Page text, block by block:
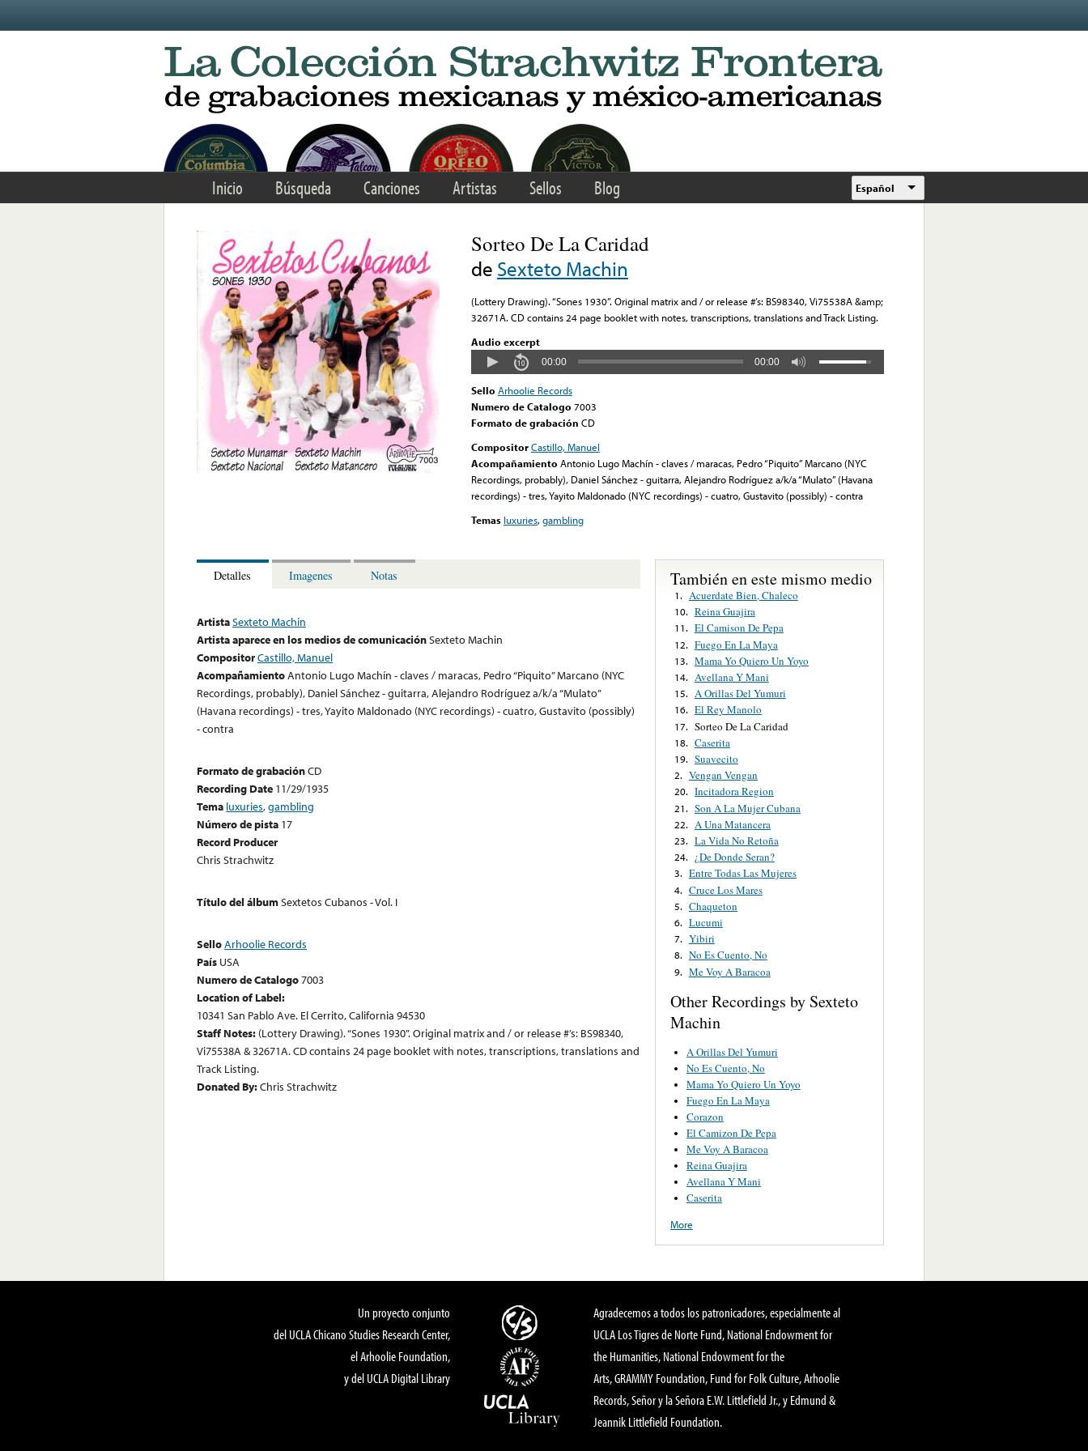
Inicio Búsqueda Canciones Artistas Sellos Blog Español
Sorteo De La Caridad
de Sexteto Machin
(Lottery Drawing). “Sones 1930”. Original matrix and / or release #’s: BS98340, Vi75538A &amp;
32671A. CD contains 24 page booklet with notes, transcriptions, translations and Track Listing.
Audio excerpt
00:00 00:00
Sello Arhoolie Records
Numero de Catalogo 7003
Formato de grabación CD
CompositorCastillo, Manuel
Acompañamiento Antonio Lugo Machín - claves / maracas, Pedro “Piquito” Marcano (NYC
Recordings, probably), Daniel Sánchez - guitarra, Alejandro Rodríguez a/k/a “Mulato” (Havana
recordings) - tres, Yayito Maldonado (NYC recordings) - cuatro, Gustavito (possibly) - contra
Temas luxuries,gambling
Detalles Imagenes Notas
ArtistaSexteto Machin
Artista aparece en los medios de comunicaciónSexteto Machin
CompositorCastillo, Manuel
AcompañamientoAntonio Lugo Machín - claves / maracas, Pedro “Piquito” Marcano (NYC
Recordings, probably), Daniel Sánchez - guitarra, Alejandro Rodríguez a/k/a “Mulato”
(Havana recordings) - tres, Yayito Maldonado (NYC recordings) - cuatro, Gustavito (possibly)
- contra
Formato de grabaciónCD
Recording Date 11/29/1935
Tema luxuries,gambling
Número de pista 17
Record Producer
Chris Strachwitz
Título del álbumSextetos Cubanos - Vol. I
SelloArhoolie Records
País USA
Numero de Catalogo7003
Location of Label:
10341 San Pablo Ave. El Cerrito, California 94530
Staff Notes: (Lottery Drawing). “Sones 1930”. Original matrix and / or release #’s: BS98340,
Vi75538A & 32671A. CD contains 24 page booklet with notes, transcriptions, translations and
Track Listing.
Donated By:Chris Strachwitz
También en este mismo medio
1. Acuerdate Bien, Chaleco
10. Reina Guajira
11. El Camison De Pepa
12. Fuego En La Maya
13. Mama Yo Quiero Un Yoyo
14. Avellana Y Mani
15. A Orillas Del Yumuri
16. El Rey Manolo
17. Sorteo De La Caridad
18. Caserita
19. Suavecito
2. Vengan Vengan
20. Incitadora Region
21. Son A La Mujer Cubana
22. A Una Matancera
23. La Vida No Retoña
24. ¿De Donde Seran?
3. Entre Todas Las Mujeres
4. Cruce Los Mares
5. Chaqueton
6. Lucumi
7. Yibiri
8. No Es Cuento, No
9. Me Voy A Baracoa
Other Recordings by Sexteto
Machin
A Orillas Del Yumuri
No Es Cuento, No
Mama Yo Quiero Un Yoyo
Fuego En La Maya
Corazon
El Camizon De Pepa
Me Voy A Baracoa
Reina Guajira
Avellana Y Mani
Caserita
More
Un proyecto conjunto
del UCLA Chicano Studies Research Center,
el Arhoolie Foundation,
y del UCLA Digital Library
Agradecemos a todos los patronicadores, especialmente al
UCLA Los Tigres de Norte Fund, National Endowment for
the Humanities, National Endowment for the
Arts, GRAMMY Foundation, Fund for Folk Culture, Arhoolie
Records, Señor y la Señora E.W. Littlefield Jr., y Edmund &
Jeannik Littlefield Foundation.